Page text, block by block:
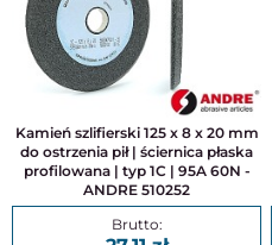
Kamień szlifierski 125 x 8 x 20 mm
do ostrzenia pił | ściernica płaska
profilowana | typ 1C | 95A 60N -
ANDRE 510252